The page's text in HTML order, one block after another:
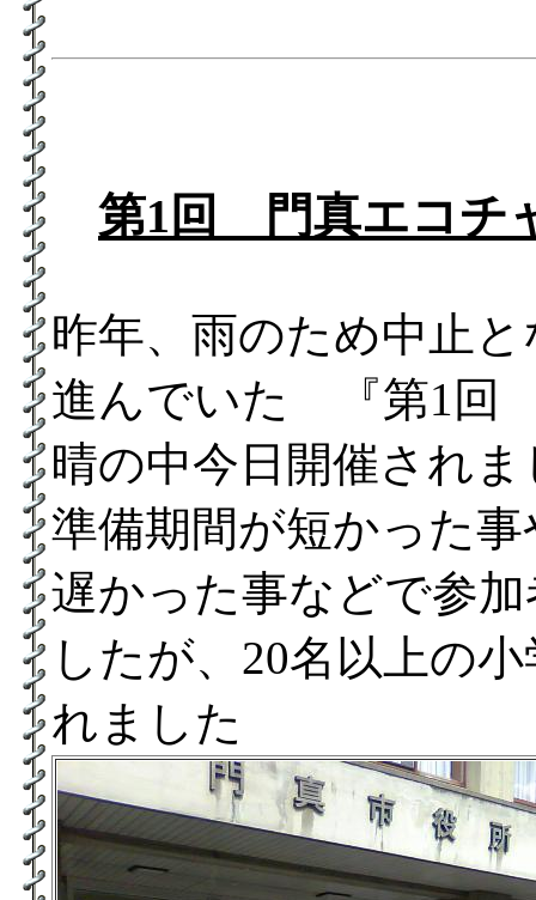
第1回 門真エコチ
昨年、雨のため中止
進んでいた 『第1回
晴の中今日開催されま
準備期間が短かった
遅かった事などで参
したが、20名以上の
れました